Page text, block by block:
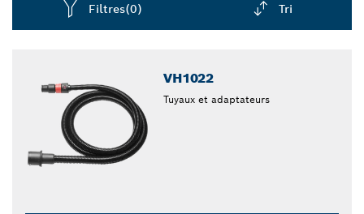
Filtres(0) Tri
VH1022
Tuyaux et adaptateurs